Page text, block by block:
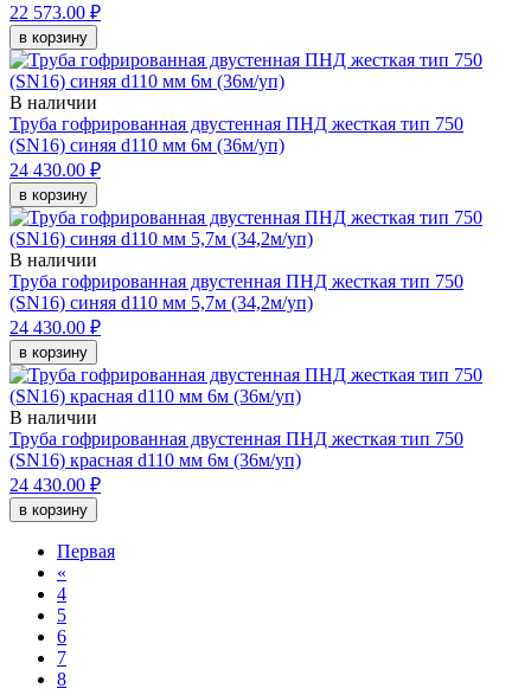
22 573.00 ₽
в корзину
В наличии
Труба гофрированная двустенная ПНД жесткая тип 750
(SN16) синяя d110 мм 6м (36м/уп)
24 430.00 ₽
в корзину
В наличии
Труба гофрированная двустенная ПНД жесткая тип 750
(SN16) синяя d110 мм 5,7м (34,2м/уп)
24 430.00 ₽
в корзину
В наличии
Труба гофрированная двустенная ПНД жесткая тип 750
(SN16) красная d110 мм 6м (36м/уп)
24 430.00 ₽
в корзину
Первая
«
4
5
6
7
8